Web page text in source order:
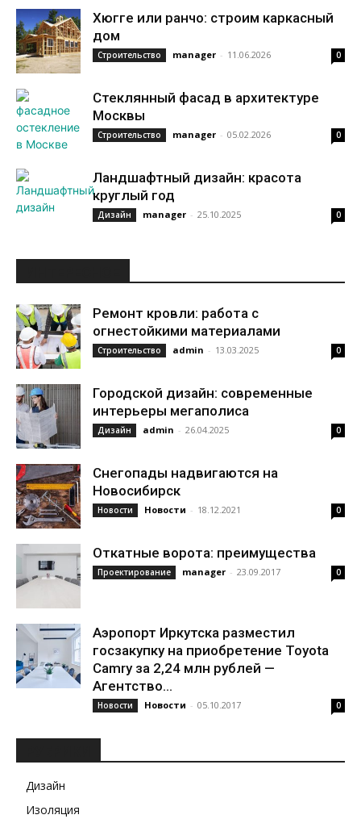
Хюгге или ранчо: строим каркасный
дом
Строительство manager - 11.06.2026 0
Стеклянный фасад в архитектуре
Москвы
Строительство manager - 05.02.2026 0
Ландшафтный дизайн: красота
круглый год
Дизайн manager - 25.10.2025 0
Ремонт кровли: работа с
огнестойкими материалами
Строительство admin - 13.03.2025 0
Городской дизайн: современные
интерьеры мегаполиса
Дизайн admin - 26.04.2025 0
Снегопады надвигаются на
Новосибирск
Новости Новости - 18.12.2021 0
Откатные ворота: преимущества
Проектирование manager - 23.09.2017 0
Аэропорт Иркутска разместил
госзакупку на приобретение Toyota
Camry за 2,24 млн рублей —
Агентство...
Новости Новости - 05.10.2017 0
Дизайн
Изоляция